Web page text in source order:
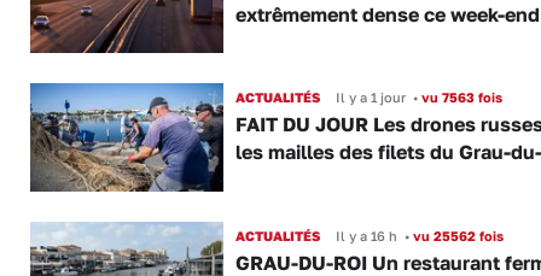
extrêmement dense ce week-end
ACTUALITÉS Il y a 1 jour •vu 7563 fois
FAIT DU JOUR Les drones
les mailles des filets du Grau-
ACTUALITÉS Il y a 16 h •vu 25562 fois
GRAU-DU-ROI Un restaurant